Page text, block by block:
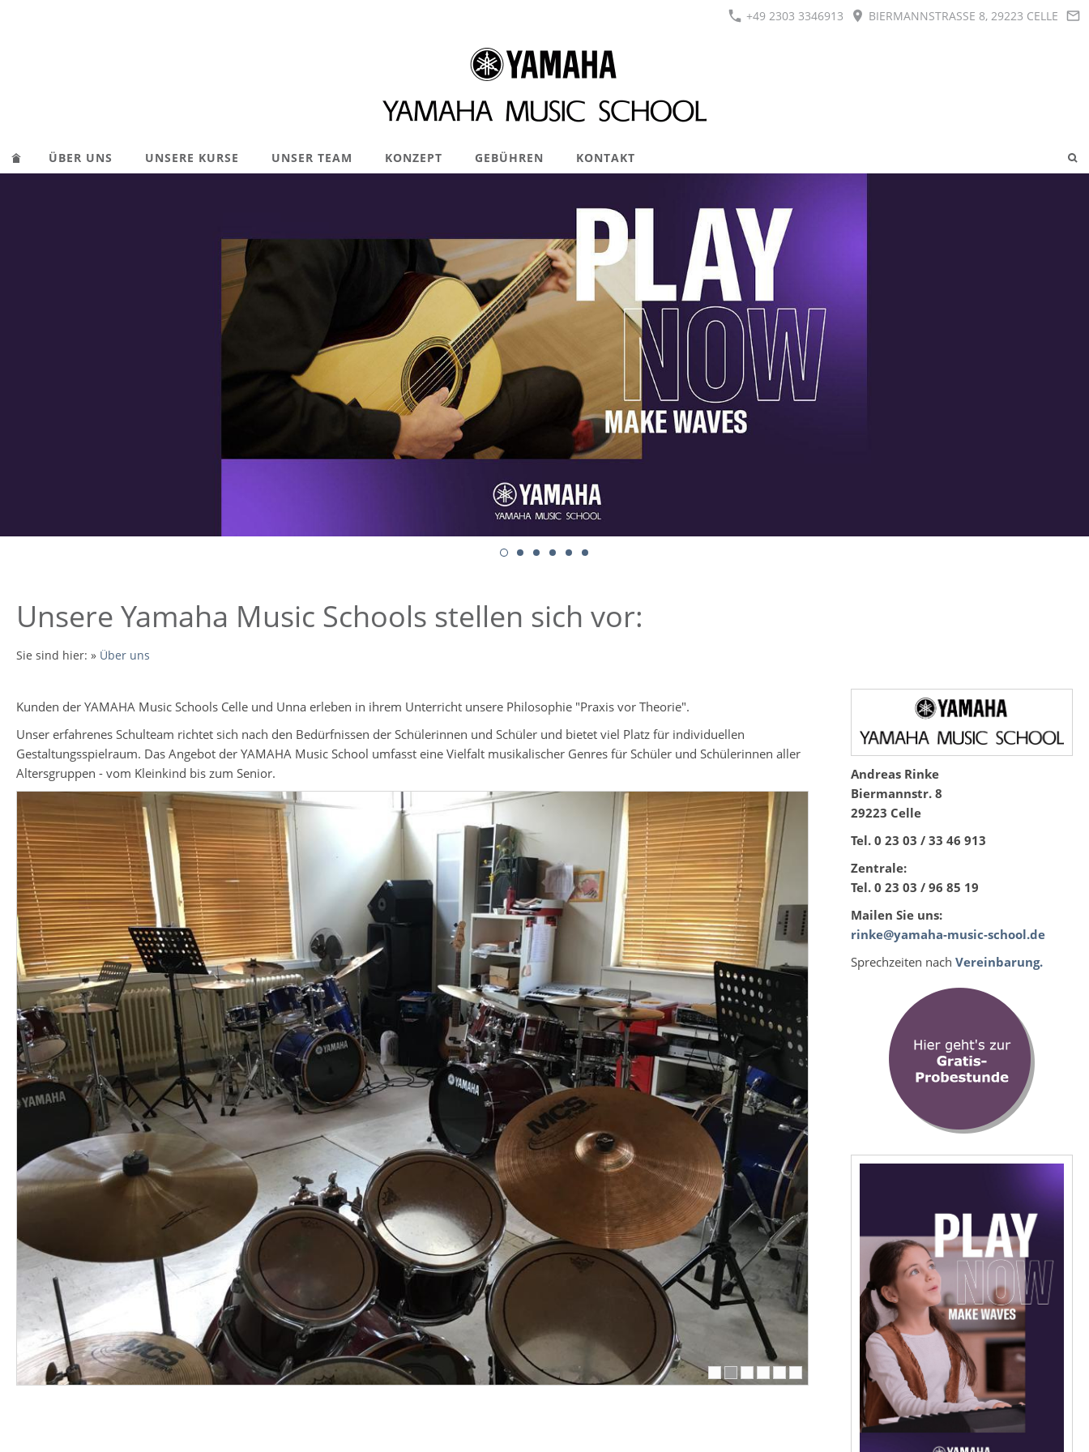
+49 2303 3346913 BIERMANNSTRASSE 8, 29223 CELLE
ÜBER UNS UNSERE KURSE UNSER TEAM KONZEPT GEBÜHREN KONTAKT
Unsere Yamaha Music Schools stellen sich vor:
Sie sind hier: » Über uns
Kunden der YAMAHA Music Schools Celle und Unna erleben in ihrem Unterricht unsere Philosophie "Praxis vor Theorie".
Unser erfahrenes Schulteam richtet sich nach den Bedürfnissen der Schülerinnen und Schüler und bietet viel Platz für individuellen
Gestaltungsspielraum. Das Angebot der YAMAHA Music School umfasst eine Vielfalt musikalischer Genres für Schüler und Schülerinnen aller
Altersgruppen - vom Kleinkind bis zum Senior.
Andreas Rinke
Biermannstr. 8
29223 Celle
Tel. 0 23 03 / 33 46 913
Zentrale:
Tel. 0 23 03 / 96 85 19
Mailen Sie uns:
rinke@yamaha-music-school.de
Sprechzeiten nachVereinbarung.